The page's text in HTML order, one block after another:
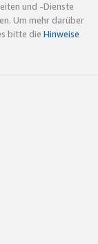
und -Dienste
Um mehr darüber
bitte die Hinweise